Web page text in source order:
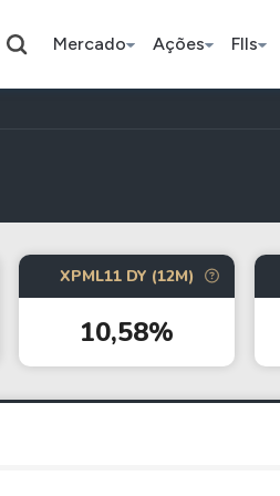
Mercado Ações FIIs
Índice
Selic
ETFs
BOVA11
XPML11 DY (12M)
10,58%